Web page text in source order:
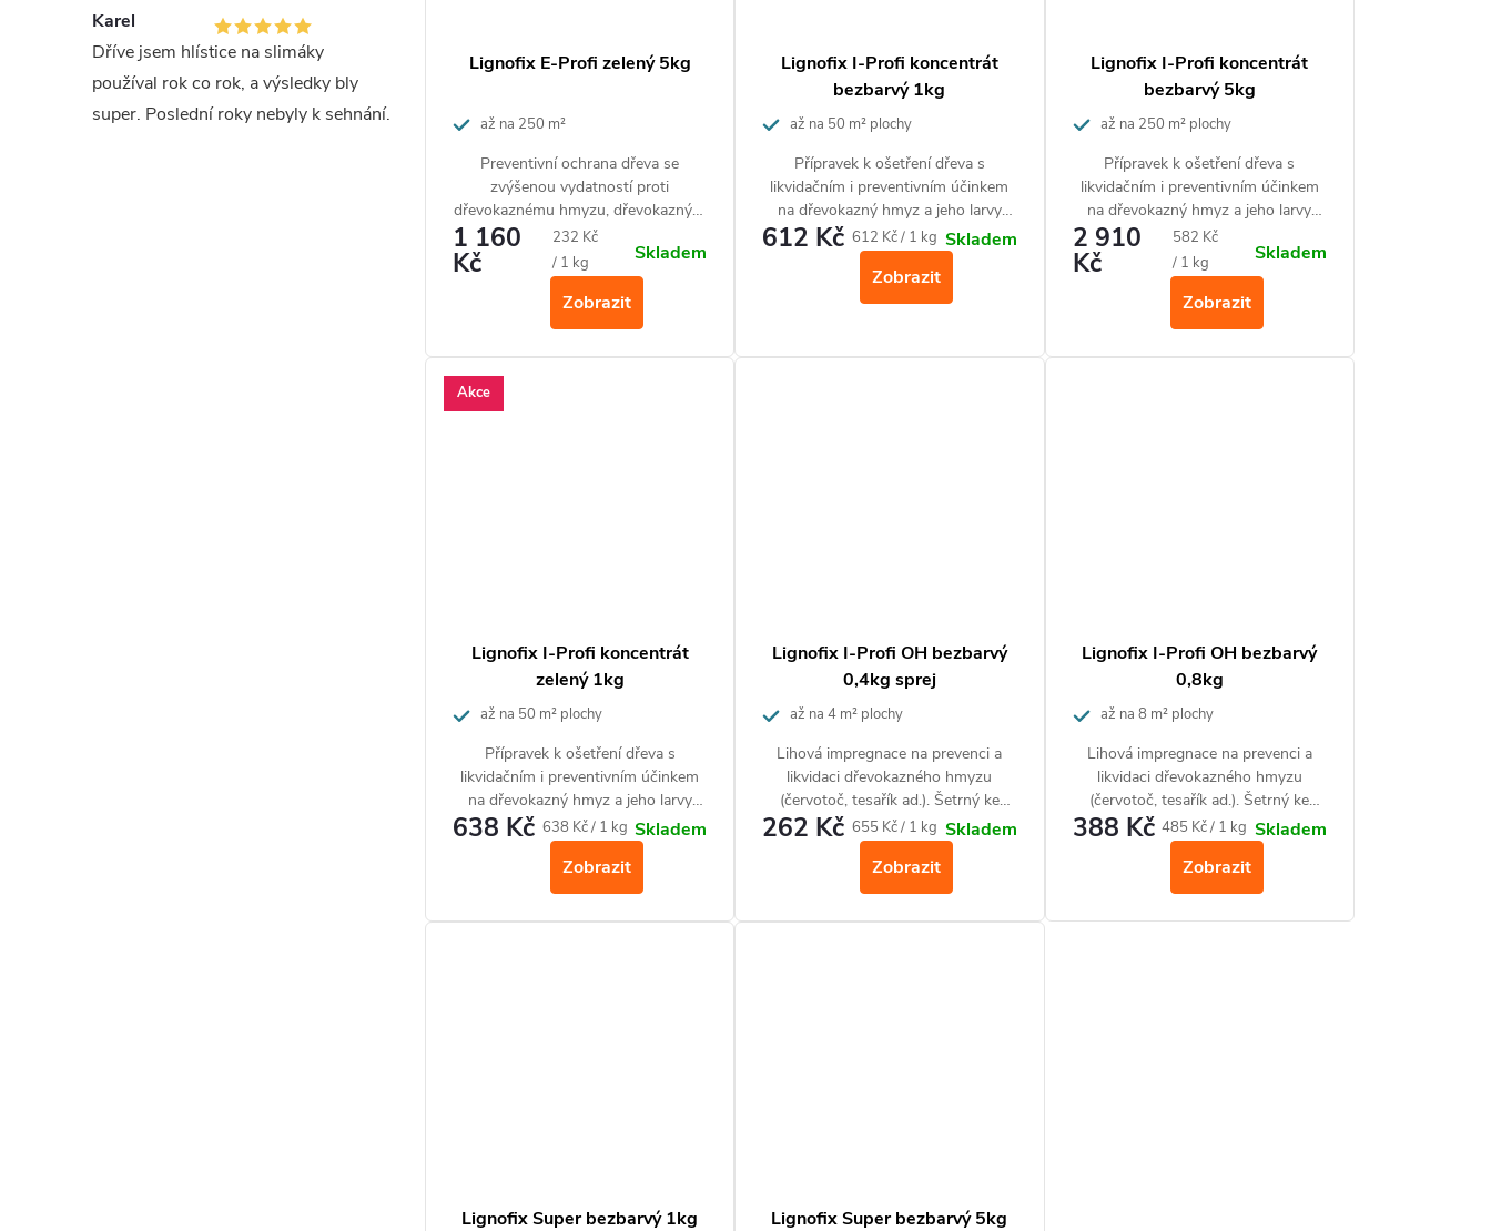
Karel
Dříve jsem hlístice na slimáky
používal rok co rok, a výsledky bly
super. Poslední roky nebyly k sehnání.
Lignofix E-Profi zelený 5kg
až na 250 m²
Preventivní ochrana dřeva se
zvýšenou vydatností proti
dřevokaznému hmyzu, dřevokazným
a dřevozbarvujícím houbám a
plísním.
1 160
Kč
Měrná
cena:
232 Kč
/ 1 kg
Skladem
Zobrazit
Lignofix I-Profi koncentrát
bezbarvý 1kg
až na 50 m² plochy
Přípravek k ošetření dřeva s
likvidačním i preventivním účinkem
na dřevokazný hmyz a jeho larvy
(červotoč, tesařík aj.).
612 Kč Měrná
612 Kč / 1 kg Skladem
Zobrazit
Lignofix I-Profi koncentrát
bezbarvý 5kg
až na 250 m² plochy
Přípravek k ošetření dřeva s
likvidačním i preventivním účinkem
na dřevokazný hmyz a jeho larvy
(červotoč, tesařík aj.).
2 910
Kč
Měrná
cena:
582 Kč
/ 1 kg
Skladem
Zobrazit
Akce
Lignofix I-Profi koncentrát
zelený 1kg
až na 50 m² plochy
Přípravek k ošetření dřeva s
likvidačním i preventivním účinkem
na dřevokazný hmyz a jeho larvy
(červotoč, tesařík aj.).
638 Kč Měrná
638 Kč / 1 kg Skladem
Zobrazit
Lignofix I-Profi OH bezbarvý
0,4kg sprej
až na 4 m² plochy
Lihová impregnace na prevenci a
likvidaci dřevokazného hmyzu
(červotoč, tesařík ad.). Šetrný ke
dřevu, vhodný i pro historické dřevo.
Přípravek je v aplikační formě –
neředí se.
262 Kč Měrná
655 Kč / 1 kg Skladem
Zobrazit
Lignofix I-Profi OH bezbarvý
0,8kg
až na 8 m² plochy
Lihová impregnace na prevenci a
likvidaci dřevokazného hmyzu
(červotoč, tesařík ad.). Šetrný ke
dřevu, vhodný i pro historické dřevo.
Přípravek je v aplikační formě –
neředí se.
388 Kč Měrná
485 Kč / 1 kg Skladem
Zobrazit
Lignofix Super bezbarvý 1kg Lignofix Super bezbarvý 5kg